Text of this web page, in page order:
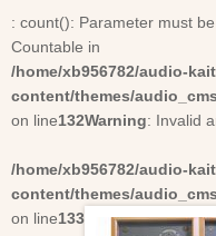
: count(): Parameter must
Countable in
/home/xb956782/audio-
content/themes/
on line132Warning: Invalid
/home/xb956782/audio-
content/themes/
on line133